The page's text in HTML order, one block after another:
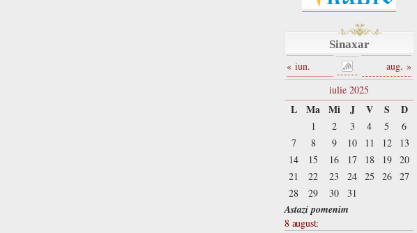
Sinaxar
« iun.
aug. »
iulie 2025
L Ma Mi J V S D
1 2 3 4 5
6
7
8 9 10 11 12
13
14
15 16 17 18 19
20
21
22 23 24 25 26
27
28
29 30 31
Astazi pomenim
8 august: